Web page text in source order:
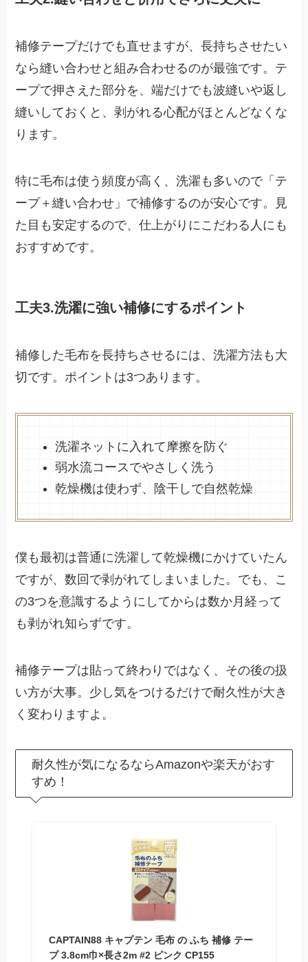
補修テープだけでも直せますが、長持ちさせたい
なら縫い合わせと組み合わせるのが最強です。テ
ープで押さえた部分を、端だけでも波縫いや返し
縫いしておくと、剥がれる心配がほとんどなくな
ります。
特に毛布は使う頻度が高く、洗濯も多いので「テ
ープ＋縫い合わせ」で補修するのが安心です。見
た目も安定するので、仕上がりにこだわる人にも
おすすめです。
工夫3.洗濯に強い補修にするポイント
補修した毛布を長持ちさせるには、洗濯方法も大
切です。ポイントは3つあります。
洗濯ネットに入れて摩擦を防ぐ
弱水流コースでやさしく洗う
乾燥機は使わず、陰干しで自然乾燥
僕も最初は普通に洗濯して乾燥機にかけていたん
ですが、数回で剥がれてしまいました。でも、こ
の3つを意識するようにしてからは数か月経って
も剥がれ知らずです。
補修テープは貼って終わりではなく、その後の扱
い方が大事。少し気をつけるだけで耐久性が大き
く変わりますよ。
耐久性が気になるならAmazonや楽天がおす
すめ！
CAPTAIN88 キャプテン 毛布 の ふち 補修 テー
プ 3.8cm巾×長さ2m #2 ピンク CP155